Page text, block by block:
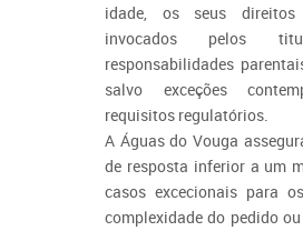
idade, os seus
invocados pelos
responsabilidades
salvo exceções
requisitos regulatórios.
A Águas do Vouga
de resposta inferior a um
casos excecionais para
complexidade do pedido